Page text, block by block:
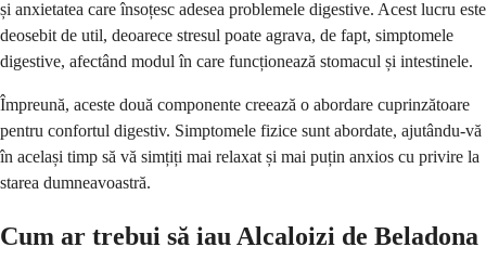
și anxietatea care însoțesc adesea problemele digestive. Acest lucru este
deosebit de util, deoarece stresul poate agrava, de fapt, simptomele
digestive, afectând modul în care funcționează stomacul și intestinele.
Împreună, aceste două componente creează o abordare cuprinzătoare
pentru confortul digestiv. Simptomele fizice sunt abordate, ajutându-vă
în același timp să vă simțiți mai relaxat și mai puțin anxios cu privire la
starea dumneavoastră.
Cum ar trebui să iau Alcaloizi de Beladona